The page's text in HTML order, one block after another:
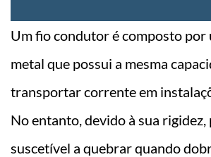
Um fio condutor é composto por
metal que possui a mesma
transportar corrente em
No entanto, devido à sua rigidez,
suscetível a quebrar quando